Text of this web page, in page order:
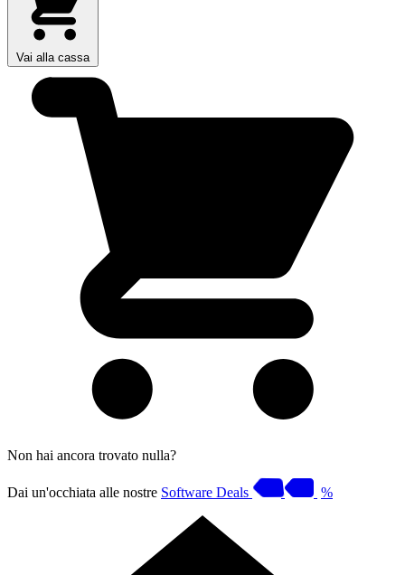
Vai alla cassa
Non hai ancora trovato nulla?
Dai un'occhiata alle nostre Software Deals %